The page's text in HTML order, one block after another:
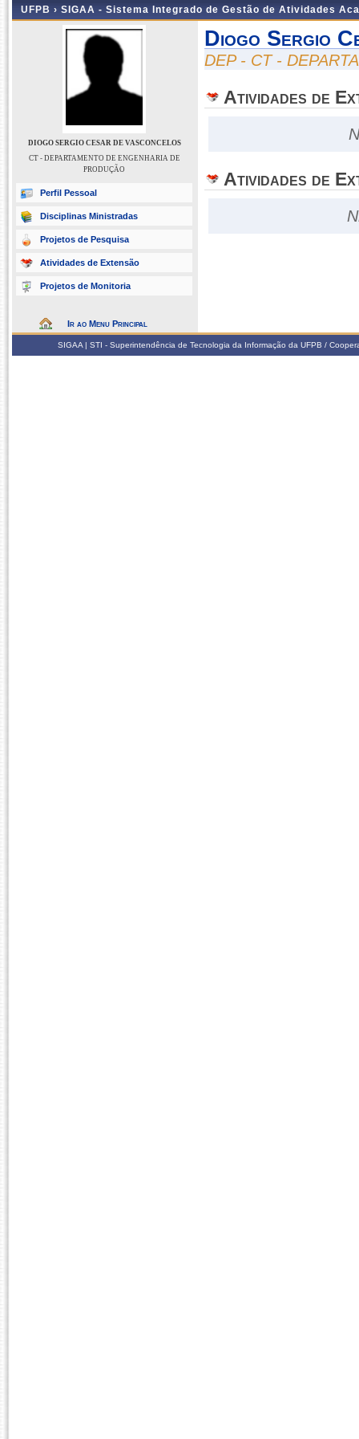
UFPB › SIGAA - Sistema Integrado de Gestão de Atividades
DIOGO SERGIO CESAR DE VASCONCELOS
CT - DEPARTAMENTO DE ENGENHARIA DE
PRODUÇÃO
Perfil Pessoal
Disciplinas Ministradas
Projetos de Pesquisa
Atividades de Extensão
Projetos de Monitoria
Ir ao Menu Principal
Diogo Sergio
DEP - CT -
Atividades de
Atividades de
SIGAA | STI - Superintendência de Tecnologia da Informação da UFPB /